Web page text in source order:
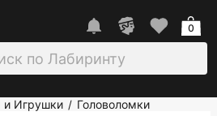
0
и Игрушки / Головоломки